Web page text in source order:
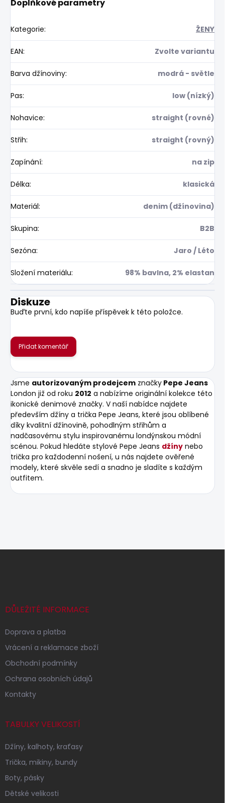
Doplňkové parametry
Kategorie: ŽENY
EAN: Zvolte variantu
Barva džínoviny: modrá - světle
Pas: low (nízký)
Nohavice: straight (rovné)
Střih: straight (rovný)
Zapínání: na zip
Délka: klasická
Materiál: denim (džínovina)
Skupina: B2B
Sezóna: Jaro / Léto
Složení materiálu: 98% bavlna, 2% elastan
Diskuze
Buďte první, kdo napíše příspěvek k této položce.
Přidat komentář
Jsme autorizovaným prodejcem značky Pepe Jeans
London již od roku 2012 a nabízíme originální kolekce této
ikonické denimové značky. V naší nabídce najdete
především džíny a trička Pepe Jeans, které jsou oblíbené
díky kvalitní džínovině, pohodlným střihům a
nadčasovému stylu inspirovanému londýnskou módní
scénou. Pokud hledáte stylové Pepe Jeans džíny nebo
trička pro každodenní nošení, u nás najdete ověřené
modely, které skvěle sedí a snadno je sladíte s každým
outfitem.
Z
DŮLEŽITÉ INFORMACE
Doprava a platba
Vrácení a reklamace zboží
Obchodní podmínky
Ochrana osobních údajů
Kontakty
TABULKY VELIKOSTÍ
Džíny, kalhoty, kraťasy
Trička, mikiny, bundy
Boty, pásky
Dětské velikosti